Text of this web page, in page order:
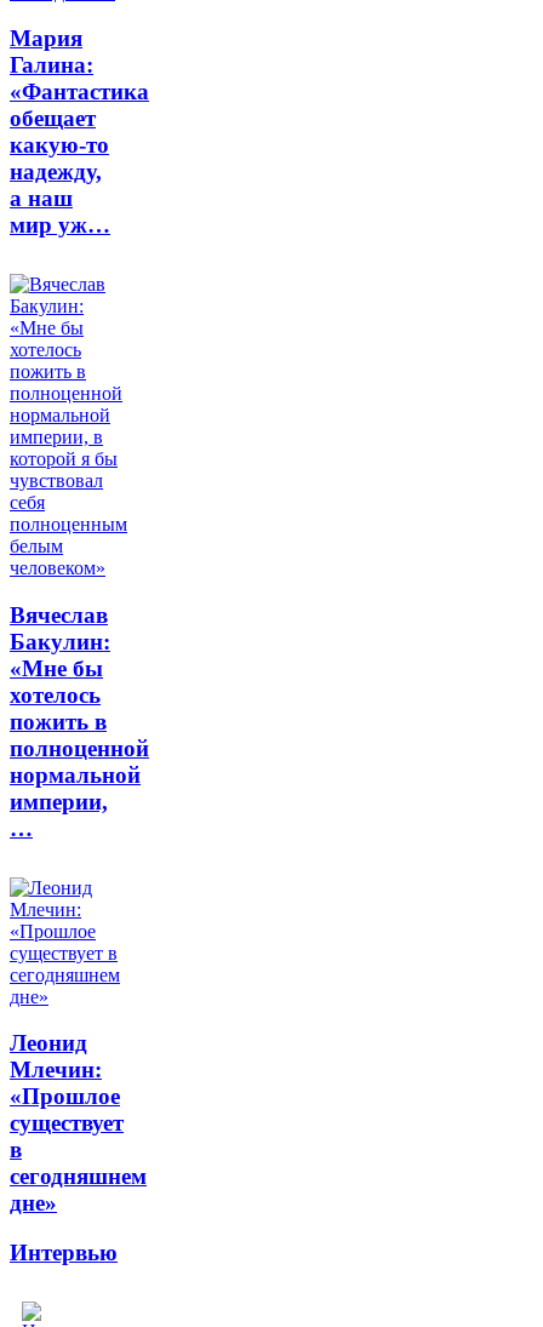
Мария
Галина:
«Фантастика
обещает
какую-то
надежду,
а наш
мир уж…
Вячеслав
Бакулин:
«Мне бы
хотелось
пожить в
полноценной
нормальной
империи,
…
Леонид
Млечин:
«Прошлое
существует
в
сегодняшнем
дне»
Интервью